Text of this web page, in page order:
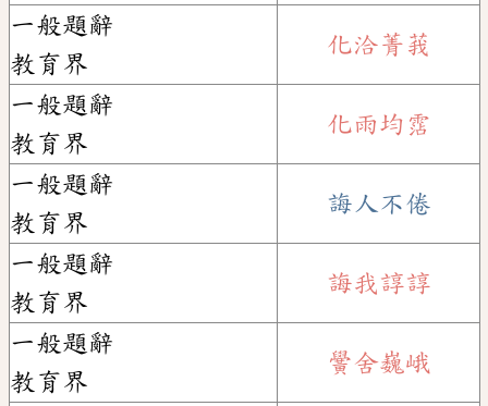
一般題辭
教育界
化洽菁莪
一般題辭
教育界
化雨均霑
一般題辭
教育界
誨人不倦
一般題辭
教育界
誨我諄諄
一般題辭
教育界
黌舍巍峨